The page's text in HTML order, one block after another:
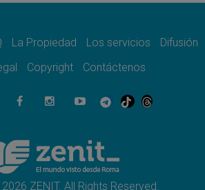
público
un proyecto de empoderamiento
oficial del Viaje Apostólico del
de Ecuador: El bien de las familias
premuras legislativas
La Propiedad Los servicios
Difusión
Copyright Contáctenos
ZENIT. All Rights Reserved.